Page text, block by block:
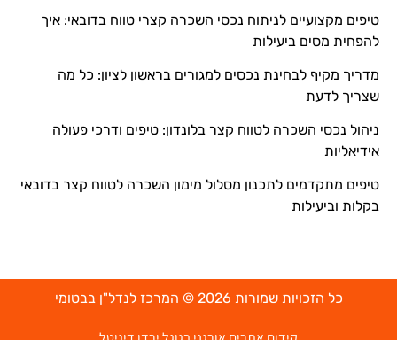
טיפים מקצועיים לניתוח נכסי השכרה קצרי טווח בדובאי: איך
להפחית מסים ביעילות
מדריך מקיף לבחינת נכסים למגורים בראשון לציון: כל מה
שצריך לדעת
ניהול נכסי השכרה לטווח קצר בלונדון: טיפים ודרכי פעולה
אידיאליות
טיפים מתקדמים לתכנון מסלול מימון השכרה לטווח קצר בדובאי
בקלות וביעילות
כל הזכויות שמורות 2026 © המרכז לנדל"ן בבטומי